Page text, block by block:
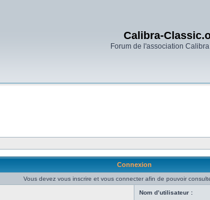
Calibra-
Forum de l'association
Connexion
Vous devez vous inscrire et vous connecter afin de pouvoir
Nom d’utilisateur :